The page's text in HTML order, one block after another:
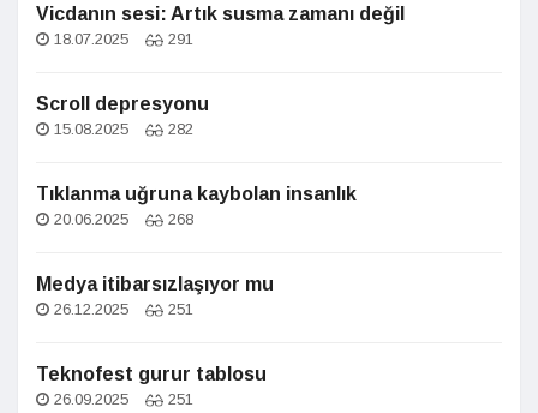
Vicdanın sesi: Artık susma zamanı değil
18.07.2025 291
Scroll depresyonu
15.08.2025 282
Tıklanma uğruna kaybolan insanlık
20.06.2025 268
Medya itibarsızlaşıyor mu
26.12.2025 251
Teknofest gurur tablosu
26.09.2025 251